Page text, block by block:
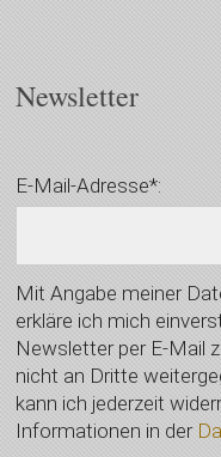
Newsletter
E-Mail-Adresse*:
Mit Angabe meiner
erkläre ich mich
Newsletter per E-Mail
nicht an Dritte
kann ich jederzeit
Informationen in der